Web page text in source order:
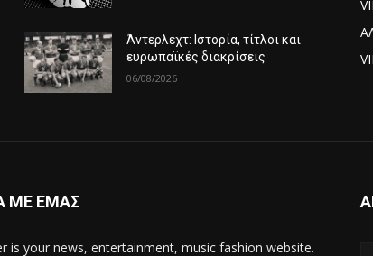
Άντερλεχτ: Ιστορία, τίτλοι και
ευρωπαϊκές διακρίσεις
06/08/2026
ΜΕ ΕΜΑΣ
is your news, entertainment, music fashion website.